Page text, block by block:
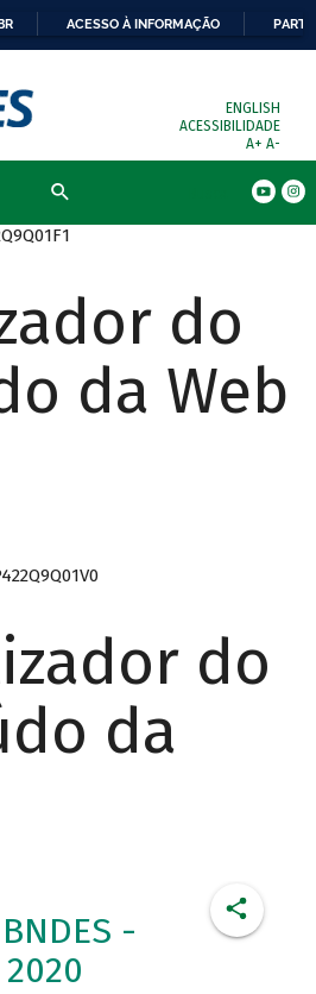
ACESSO À INFORMAÇÃO
ENGLISH
ACESSIBILIDADE
A+ A-
do
da Web
do
da
-